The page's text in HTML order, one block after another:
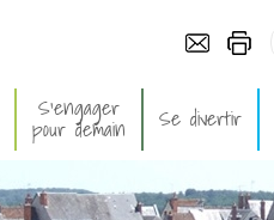
S'engager
pour demain Se divertir